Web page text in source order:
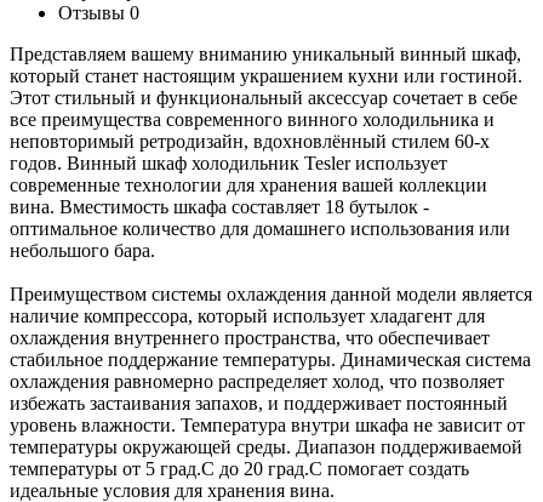
Отзывы 0
Представляем вашему вниманию уникальный винный шкаф,
который станет настоящим украшением кухни или гостиной.
Этот стильный и функциональный аксессуар сочетает в себе
все преимущества современного винного холодильника и
неповторимый ретродизайн, вдохновлённый стилем 60-х
годов. Винный шкаф холодильник Tesler использует
современные технологии для хранения вашей коллекции
вина. Вместимость шкафа составляет 18 бутылок -
оптимальное количество для домашнего использования или
небольшого бара.
Преимуществом системы охлаждения данной модели является
наличие компрессора, который использует хладагент для
охлаждения внутреннего пространства, что обеспечивает
стабильное поддержание температуры. Динамическая система
охлаждения равномерно распределяет холод, что позволяет
избежать застаивания запахов, и поддерживает постоянный
уровень влажности. Температура внутри шкафа не зависит от
температуры окружающей среды. Диапазон поддерживаемой
температуры от 5 град.C до 20 град.C помогает создать
идеальные условия для хранения вина.